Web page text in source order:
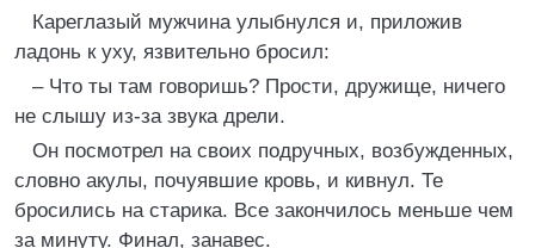
Кареглазый мужчина улыбнулся и, приложив
ладонь к уху, язвительно бросил:
– Что ты там говоришь? Прости, дружище, ничего
не слышу из-за звука дрели.
Он посмотрел на своих подручных, возбужденных,
словно акулы, почуявшие кровь, и кивнул. Те
бросились на старика. Все закончилось меньше чем
за минуту. Финал, занавес.